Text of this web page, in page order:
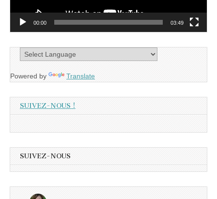
00:00 03:49
Powered by Translate
SUIVEZ-NOUS !
SUIVEZ-NOUS